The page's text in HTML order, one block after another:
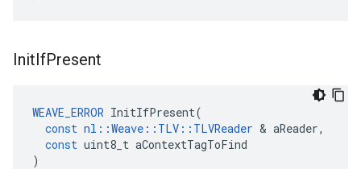
InitIfPresent
WEAVE_ERROR InitIfPresent(
const nl ::Weave :: TLV :: TLVReader & aReader,
const uint8_t aContextTagToFind
)